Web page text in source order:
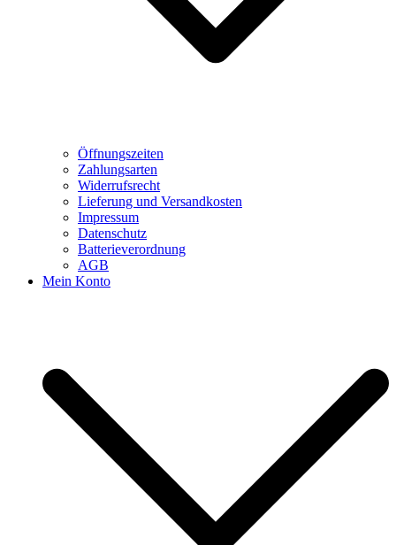
Öffnungszeiten
Zahlungsarten
Widerrufsrecht
Lieferung und Versandkosten
Impressum
Datenschutz
Batterieverordnung
AGB
Mein Konto